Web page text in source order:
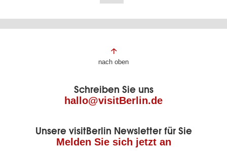
Fußbereich
Seite
nach oben
Schreiben Sie uns
hallo@visitBerlin.de
Unsere visitBerlin Newsletter für Sie
Melden Sie sich jetzt an